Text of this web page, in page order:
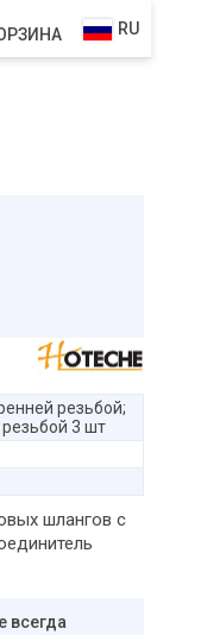
RU
резьбой;
3 шт
шлангов с
всегда